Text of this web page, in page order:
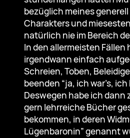
bezüglich meines
Charakters und
natürlich nie im Bereich
In den allermeisten Fällen
irgendwann einfach
Schreien, Toben,
beenden “ja, ich war’s, ich
Deswegen habe ich dann
gern lehrreiche Bücher
bekommen, in deren
Lügenbaronin” genannt